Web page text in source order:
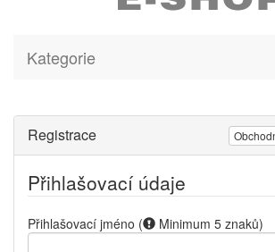
Kategorie
Registrace
Přihlašovací údaje
Přihlašovací jméno ( Minimum 5 znaků)